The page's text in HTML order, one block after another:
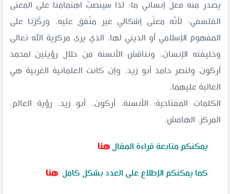
يصدر منه فعل إنساني ما؛ لذا سينصبّ اهتمامنا على المعنى
الفلسفي؛ لأنّه معنًى إشكالي غير متّفق عليه، وركّزنا على
المفهوم الإسلامي أو الديني لها، الذي يرى مركزية الله تعالى
وخليفته الإنسان، ونناقش الأنسنة من خلال رؤيتين لمحمد
أركون ولنصر حامد أبو زيد، وإن كانت العلمانية الغربية هي
الغالبة عليهما.
الكلمات المفتاحية: الأنسنة، أركون، أبو زيد، رؤية العالم،
المركز، الهامش.
يمكنكم متابعة قراءة المقال هنا
كما يمكنكم الإطلاع على العدد بشكل كامل هنا